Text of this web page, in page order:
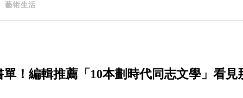
藝術生活
單！編輯推薦「10本劃時代同志文學」看見